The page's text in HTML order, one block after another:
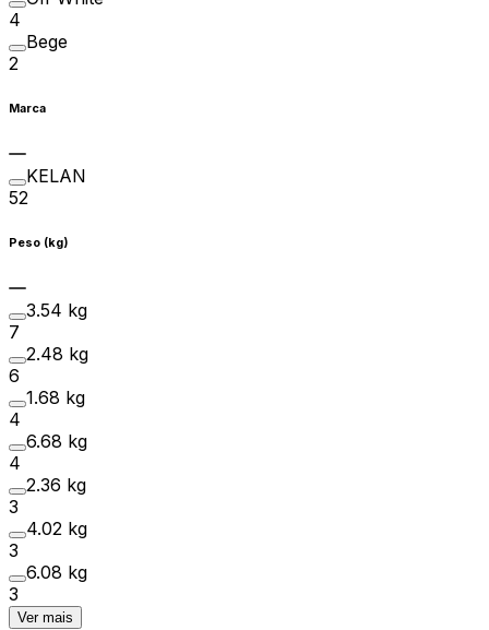
4
Bege
2
Marca
KELAN
52
Peso (kg)
3.54 kg
7
2.48 kg
6
1.68 kg
4
6.68 kg
4
2.36 kg
3
4.02 kg
3
6.08 kg
3
Ver mais